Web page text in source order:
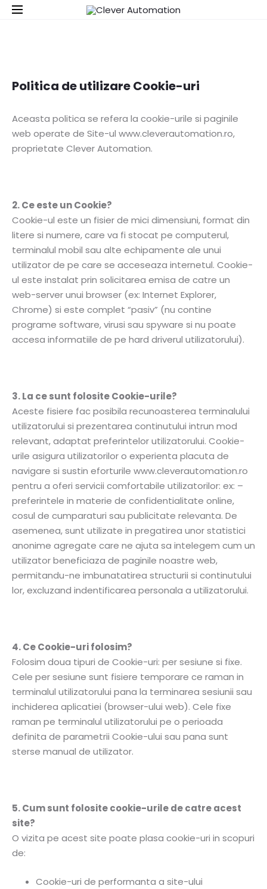
Politica de utilizare Cookie-uri
Aceasta politica se refera la cookie-urile si paginile
web operate de Site-ul www.cleverautomation.ro,
proprietate Clever Automation.
2. Ce este un Cookie?
Cookie-ul este un fisier de mici dimensiuni, format din
litere si numere, care va fi stocat pe computerul,
terminalul mobil sau alte echipamente ale unui
utilizator de pe care se acceseaza internetul. Cookie-
ul este instalat prin solicitarea emisa de catre un
web-server unui browser (ex: Internet Explorer,
Chrome) si este complet “pasiv” (nu contine
programe software, virusi sau spyware si nu poate
accesa informatiile de pe hard driverul utilizatorului).
3. La ce sunt folosite Cookie-urile?
Aceste fisiere fac posibila recunoasterea terminalului
utilizatorului si prezentarea continutului intrun mod
relevant, adaptat preferintelor utilizatorului. Cookie-
urile asigura utilizatorilor o experienta placuta de
navigare si sustin eforturile www.cleverautomation.ro
pentru a oferi servicii comfortabile utilizatorilor: ex: –
preferintele in materie de confidentialitate online,
cosul de cumparaturi sau publicitate relevanta. De
asemenea, sunt utilizate in pregatirea unor statistici
anonime agregate care ne ajuta sa intelegem cum un
utilizator beneficiaza de paginile noastre web,
permitandu-ne imbunatatirea structurii si continutului
lor, excluzand indentificarea personala a utilizatorului.
4. Ce Cookie-uri folosim?
Folosim doua tipuri de Cookie-uri: per sesiune si fixe.
Cele per sesiune sunt fisiere temporare ce raman in
terminalul utilizatorului pana la terminarea sesiunii sau
inchiderea aplicatiei (browser-ului web). Cele fixe
raman pe terminalul utilizatorului pe o perioada
definita de parametrii Cookie-ului sau pana sunt
sterse manual de utilizator.
5. Cum sunt folosite cookie-urile de catre acest
site?
O vizita pe acest site poate plasa cookie-uri in scopuri
de:
Cookie-uri de performanta a site-ului